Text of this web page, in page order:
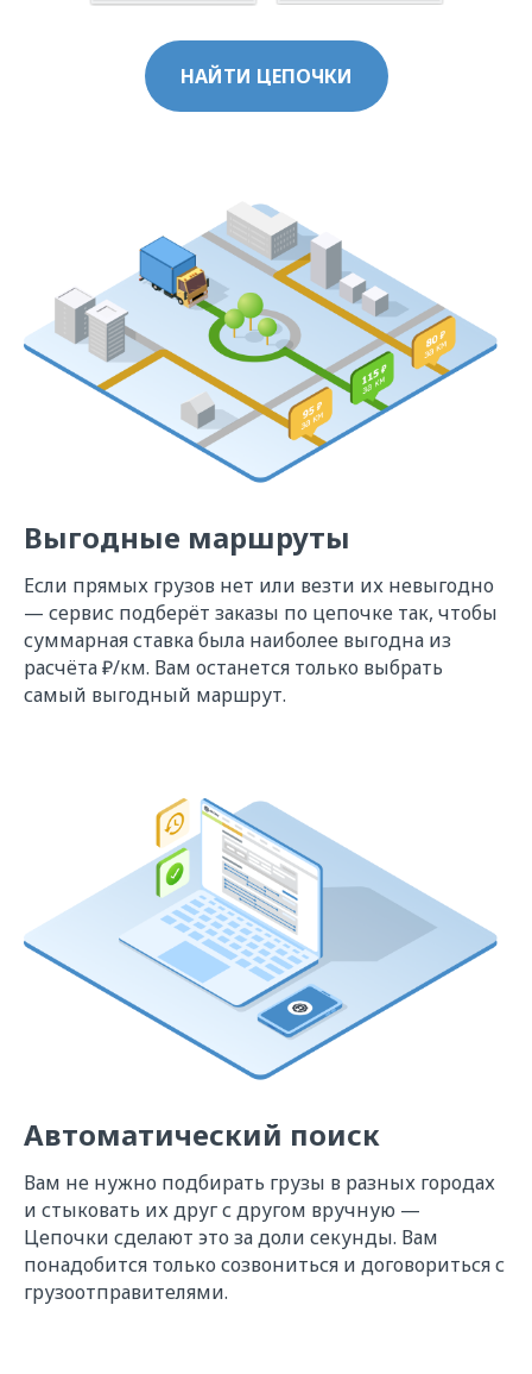
НАЙТИ ЦЕПОЧКИ
Выгодные маршруты
Если прямых грузов нет или везти их невыгодно
— сервис подберёт заказы по цепочке так, чтобы
суммарная ставка была наиболее выгодна из
расчёта ₽/км. Вам останется только выбрать
самый выгодный маршрут.
Автоматический поиск
Вам не нужно подбирать грузы в разных городах
и стыковать их друг с другом вручную —
Цепочки сделают это за доли секунды. Вам
понадобится только созвониться и договориться с
грузоотправителями.